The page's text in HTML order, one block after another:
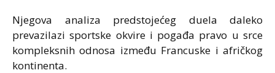
Njegova analiza predstojećeg duela daleko
prevazilazi sportske okvire i pogađa pravo u srce
kompleksnih odnosa između Francuske i afričkog
kontinenta.